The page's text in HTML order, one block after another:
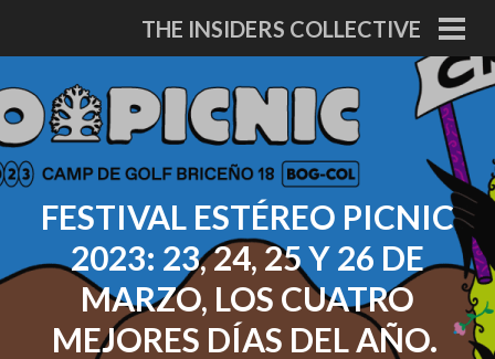
THE INSIDERS COLLECTIVE
FESTIVAL ESTÉREO PICNIC
2023: 23, 24, 25 Y 26 DE
MARZO, LOS CUATRO
MEJORES DÍAS DEL AÑO.